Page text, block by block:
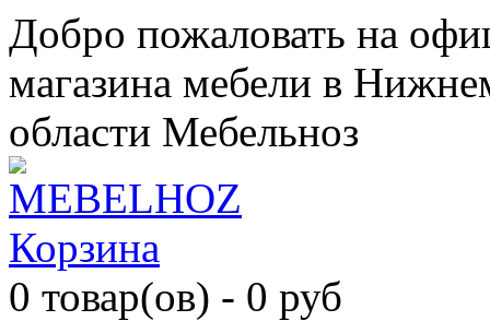
Добро пожаловать на
магазина мебели в
области Мебельноз
Корзина
0 товар(ов) - 0 руб